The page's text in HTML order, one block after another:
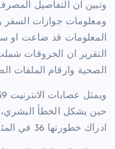
وتبين ان التفاصيل
ومعلومات جوازات
المعلومات قد ضاعت او
التقرير ان الخروقات
الصحية وارقام الملفات
حين يشكل الخطأ
ادراك خطورتها 36 في المئة.